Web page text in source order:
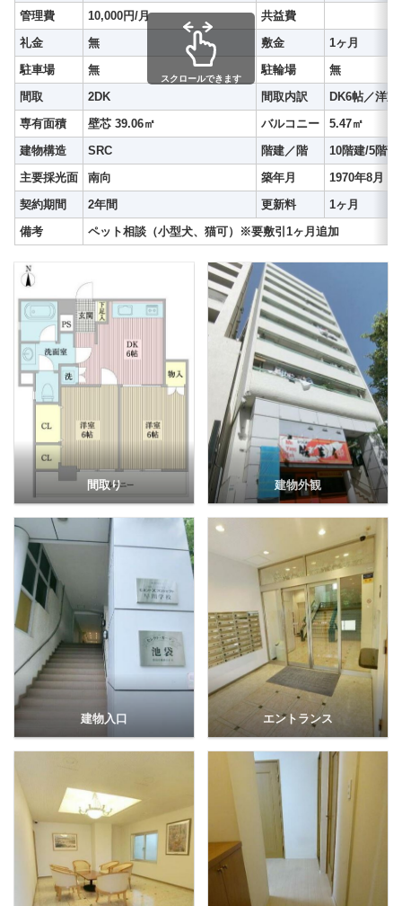
管理費
10,000円/月
共益費
礼金
無 敷金
1ヶ月
駐車場
無 駐輪場
無
間取
2DK 間取内訳
DK6帖／洋室
専有面積
壁芯 39.06㎡ バルコニー
5.47㎡
建物構造
SRC 階建／階
10階建/5階部
主要採光面
南向 築年月
1970年8月
契約期間
2年間 更新料
1ヶ月
備考
ペット相談（小型犬、猫可）※要敷引1ヶ月追加
スクロールできます
間取り 建物外観
建物入口 エントランス